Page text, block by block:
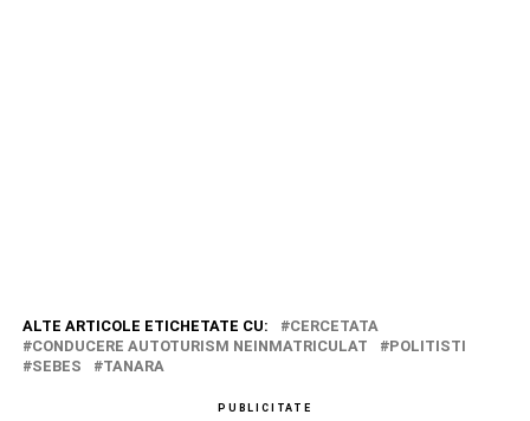
ALTE ARTICOLE ETICHETATE CU:
CERCETATA
CONDUCERE AUTOTURISM NEINMATRICULAT
POLITISTI
SEBES
TANARA
PUBLICITATE